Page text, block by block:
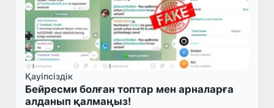
Қауіпсіздік
Бейресми болған топтар мен арналарға
алданып қалмаңыз!